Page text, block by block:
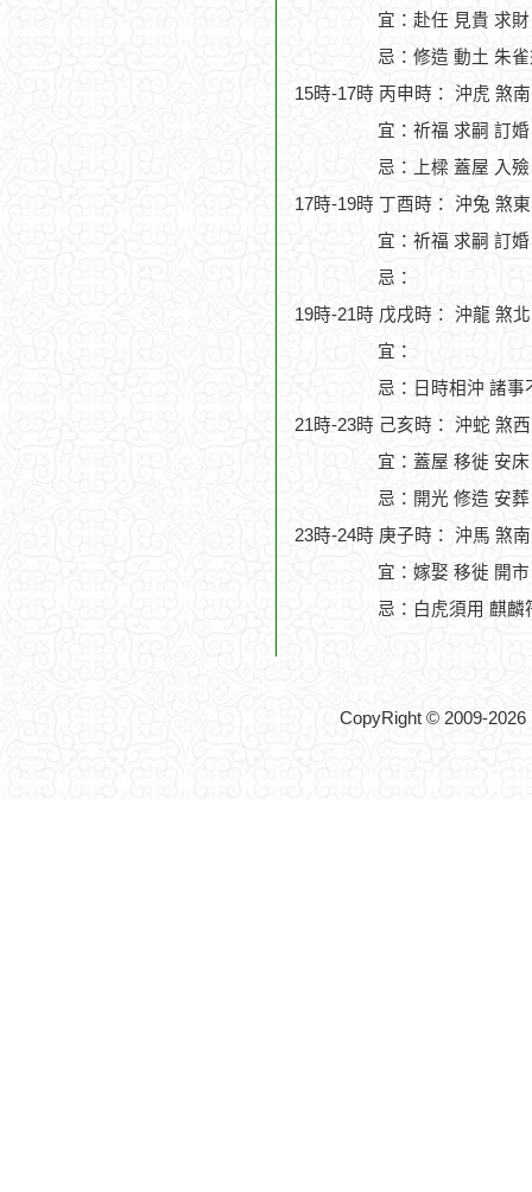
宜：赴任 見貴 求
忌：修造 動土 朱
15時-17時 丙申時： 沖虎 煞
宜：祈福 求嗣 訂
忌：上樑 蓋屋 入殮
17時-19時 丁酉時： 沖兔 煞
宜：祈福 求嗣 訂
忌：
19時-21時 戊戌時： 沖龍 煞
宜：
忌：日時相沖 諸事
21時-23時 己亥時： 沖蛇 煞
宜：蓋屋 移徙 安
忌：開光 修造 安葬
23時-24時 庚子時： 沖馬 煞
宜：嫁娶 移徙 開
忌：白虎須用 麒麟
CopyRight © 2009-2026